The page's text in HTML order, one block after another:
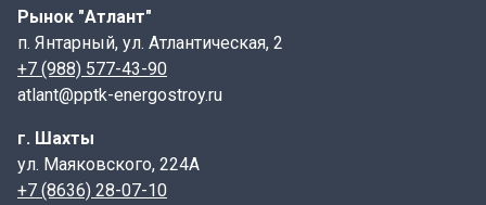
Наименование
Плита перекрытия ПТ 300.150.12
Плита перекрытия ПТ 300.150.14
Плита Перекрытия ПТ 75.150.14
Рынок "Атлант"
п. Янтарный, ул. Атлантическая, 2
+7 (988) 577-43-90
atlant@pptk-energostroy.ru
г. Шахты
ул. Маяковского, 224А
+7 (8636) 28-07-10